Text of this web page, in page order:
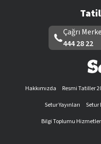
Çağrı
444 28 22
Hakkımızda Resmi Tatiller
Setur Yayınları
Setur
Bilgi Toplumu